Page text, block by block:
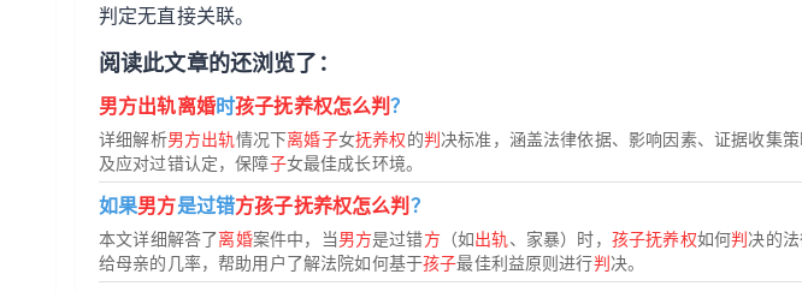
判定无直接关联。
阅读此文章的还浏览了：
男方出轨离婚时孩子抚养权怎么判？
详细解析男方出轨情况下离婚子女抚养权的判决标准，涵盖法律依据、影响因素、证据收集
及应对过错认定，保障子女最佳成长环境。
如果男方是过错方孩子抚养权怎么判 ？
本文详细解答了离婚案件中，当男方是过错方 （如出轨 、家暴）时， 孩子抚养权如何判决的
给母亲的几率，帮助用户了解法院如何基于孩子最佳利益原则进行判决。